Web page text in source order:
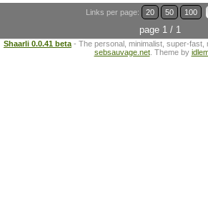
Links per page: 20 50 100
page 1 / 1
Shaarli 0.0.41 beta - The personal, minimalist, super-
sebsauvage.net. Theme by